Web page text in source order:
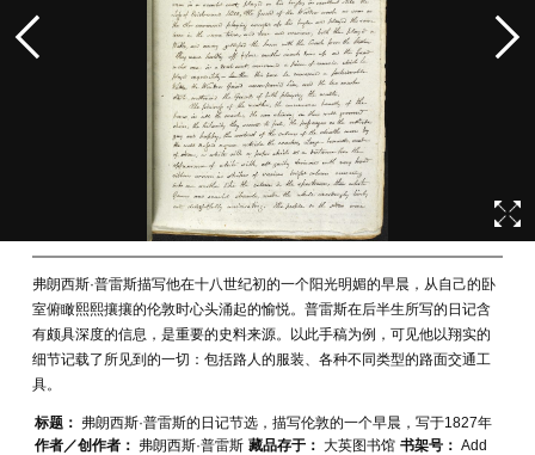
弗朗西斯·普雷斯描写他在十八世纪初的一个阳光明媚的早晨，从自己的卧
室俯瞰熙熙攘攘的伦敦时心头涌起的愉悦。普雷斯在后半生所写的日记含
有颇具深度的信息，是重要的史料来源。以此手稿为例，可见他以翔实的
细节记载了所见到的一切：包括路人的服装、各种不同类型的路面交通工
具。
标题： 弗朗西斯·普雷斯的日记节选，描写伦敦的一个早晨，写于1827年
作者／创作者： 弗朗西斯·普雷斯 藏品存于： 大英图书馆 书架号： Add